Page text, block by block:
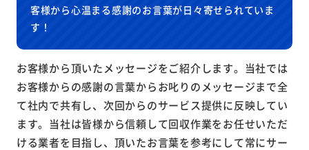
客様から心温まる感謝のお言葉が日々寄せられていま
す！
お客様から頂いたメッセージをご紹介します。当社では
お客様からの感謝の言葉からお叱りのメッセージまで全
て社内で共有し、次回からのサービス提供に反映してい
ます。当社は皆様から信頼して回収作業をお任せいただ
ける業者を目指し、頂いたお言葉を参考にして常にサー